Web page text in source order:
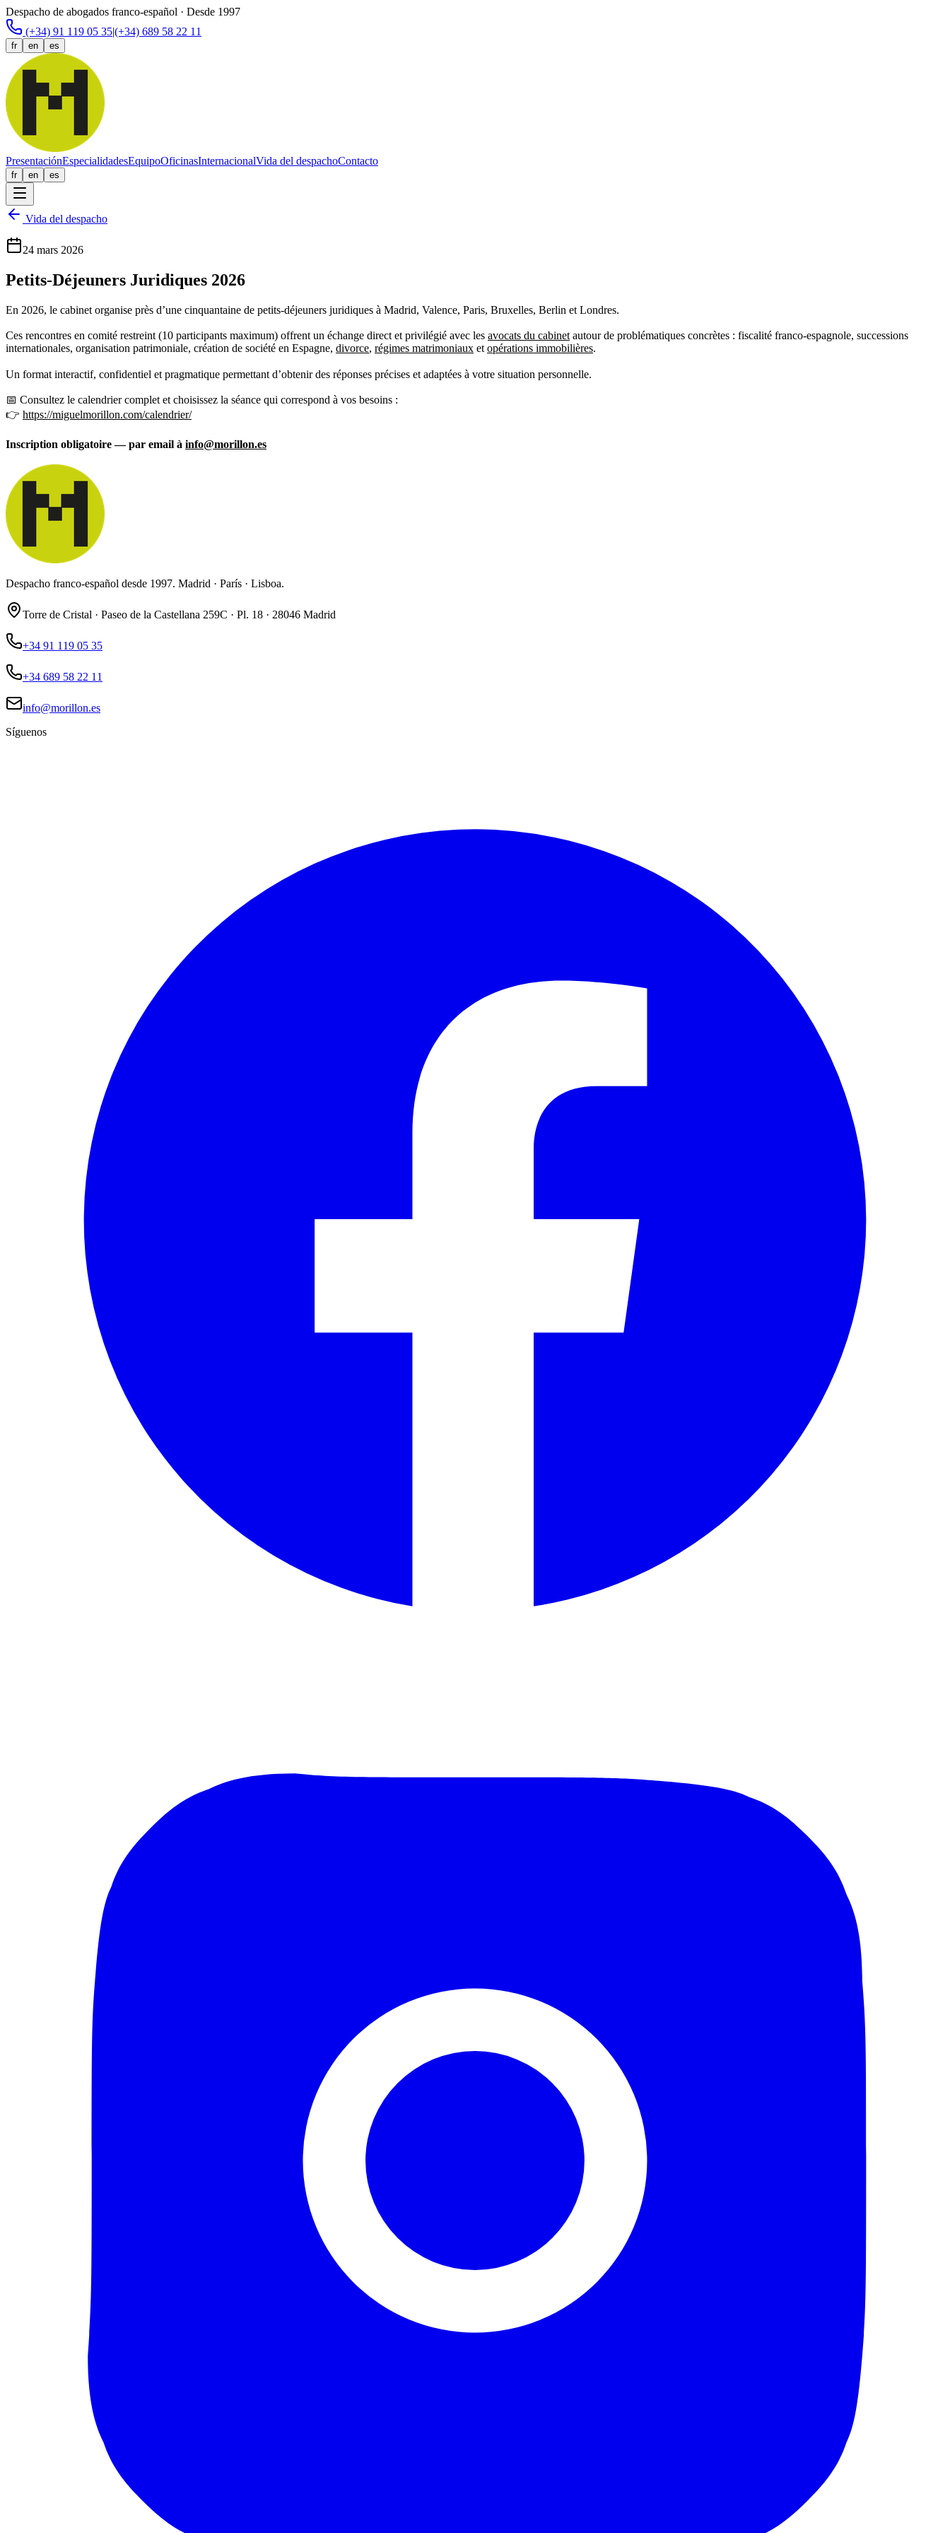
Despacho de abogados franco-español · Desde 1997
(+34) 91 119 05 35|(+34) 689 58 22 11
fr en es
PresentaciónEspecialidadesEquipoOficinasInternacionalVida del despachoContacto
fr en es
Vida del despacho
24 mars 2026
Petits-Déjeuners Juridiques 2026
En 2026, le cabinet organise près d’une cinquantaine de petits-déjeuners juridiques à Madrid, Valence, Paris, Bruxelles, Berlin et Londres.
Ces rencontres en comité restreint (10 participants maximum) offrent un échange direct et privilégié avec les avocats du cabinet autour de problématiques concrètes : fiscalité franco-espagnole, successions
internationales, organisation patrimoniale, création de société en Espagne, divorce, régimes matrimoniaux et opérations immobilières.
Un format interactif, confidentiel et pragmatique permettant d’obtenir des réponses précises et adaptées à votre situation personnelle.
📅 Consultez le calendrier complet et choisissez la séance qui corresp­­­­ond à vos besoins :
👉 https://miguelmorillon.com/calendrier/
Inscription obligatoire — par email à info@morillon.es
Despacho franco-español desde 1997. Madrid · París · Lisboa.
Torre de Cristal · Paseo de la Castellana 259C · Pl. 18 · 28046 Madrid
+34 91 119 05 35
+34 689 58 22 11
info@morillon.es
Síguenos